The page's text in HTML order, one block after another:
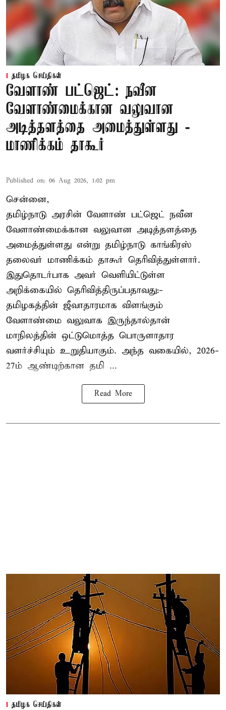
தமிழக செய்திகள்
வேளாண் பட்ஜெட்: நவீன
வேளாண்மைக்கான வலுவான
அடித்தளத்தை அமைத்துள்ளது -
மாணிக்கம் தாகூர்
Published on: 06 Aug 2026, 1:02 pm
சென்னை,
தமிழ்நாடு அரசின் வேளாண் பட்ஜெட் நவீன
வேளாண்மைக்கான வலுவான அடித்தளத்தை
அமைத்துள்ளது என்று தமிழ்நாடு காங்கிரஸ்
தலைவர் மாணிக்கம் தாகூர் தெரிவித்துள்ளார்.
இதுதொடர்பாக அவர் வெளியிட்டுள்ள
அறிக்கையில் தெரிவித்திருப்பதாவது:-
தமிழகத்தின் ஜீவாதாரமாக விளங்கும்
வேளாண்மை வலுவாக இருந்தால்தான்
மாநிலத்தின் ஒட்டுமொத்த பொருளாதார
வளர்ச்சியும் உறுதியாகும். அந்த வகையில், 2026-
27ம் ஆண்டிற்கான தமி ...
Read More
தமிழக செய்திகள்